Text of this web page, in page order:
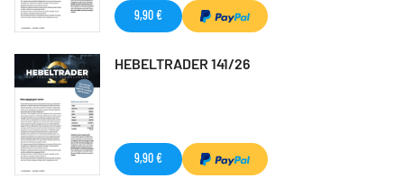
9,90 €
HEBELTRADER 141/26
9,90 €